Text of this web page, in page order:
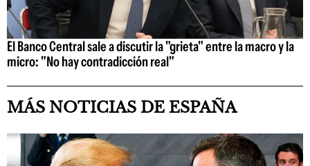
El Banco Central sale a discutir la "grieta" entre la macro y la
micro: "No hay contradicción real"
MÁS NOTICIAS DE ESPAÑA